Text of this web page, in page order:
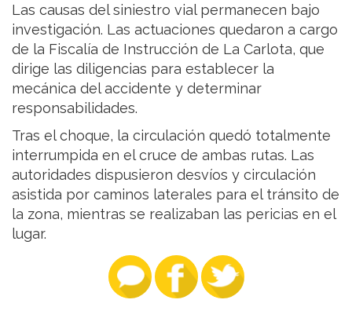
Las causas del siniestro vial permanecen bajo
investigación. Las actuaciones quedaron a cargo
de la Fiscalía de Instrucción de La Carlota, que
dirige las diligencias para establecer la
mecánica del accidente y determinar
responsabilidades.
Tras el choque, la circulación quedó totalmente
interrumpida en el cruce de ambas rutas. Las
autoridades dispusieron desvíos y circulación
asistida por caminos laterales para el tránsito de
la zona, mientras se realizaban las pericias en el
lugar.